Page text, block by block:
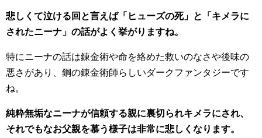
悲しくて泣ける回と言えば「ヒューズの死」と「キメラに
されたニーナ」の話がよく挙がりますね。
特にニーナの話は錬金術や命を絡めた救いのなさや後味の
悪さがあり、鋼の錬金術師らしいダークファンタジーです
ね。
純粋無垢なニーナが信頼する親に裏切られキメラにされ、
それでもなお父親を慕う様子は非常に悲しくなります。